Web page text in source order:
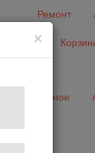
Ремонт
Разное
×